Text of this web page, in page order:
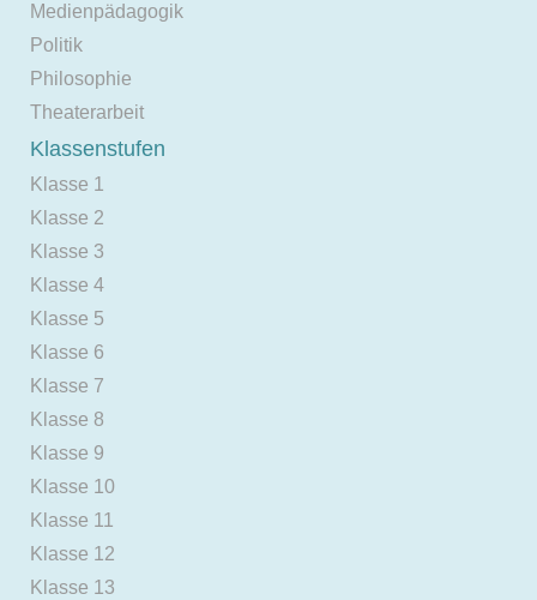
Medienpädagogik
Politik
Philosophie
Theaterarbeit
Klassenstufen
Klasse 1
Klasse 2
Klasse 3
Klasse 4
Klasse 5
Klasse 6
Klasse 7
Klasse 8
Klasse 9
Klasse 10
Klasse 11
Klasse 12
Klasse 13